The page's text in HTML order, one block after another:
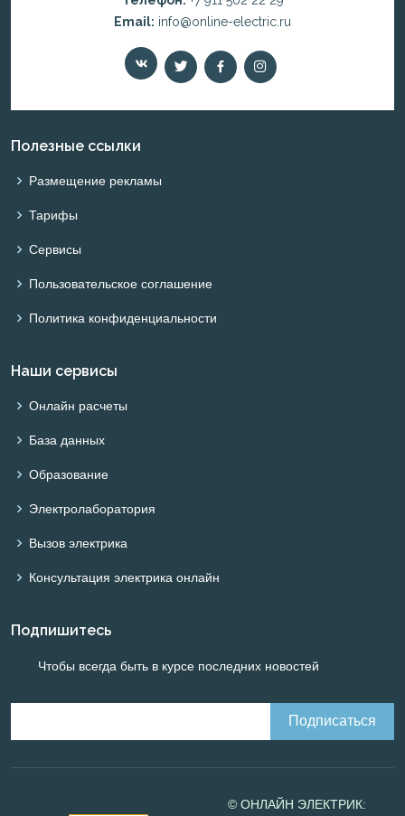
Email: info@online-electric.ru
Полезные ссылки
Размещение рекламы
Тарифы
Сервисы
Пользовательское соглашение
Политика конфиденциальности
Наши сервисы
Онлайн расчеты
База данных
Образование
Электролаборатория
Вызов электрика
Консультация электрика онлайн
Подпишитесь
Чтобы всегда быть в курсе последних новостей
© ОНЛАЙН ЭЛЕКТРИК: